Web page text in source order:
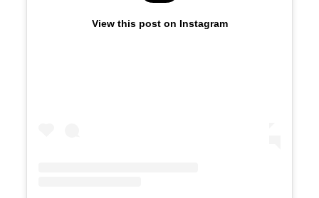
View this post on Instagram